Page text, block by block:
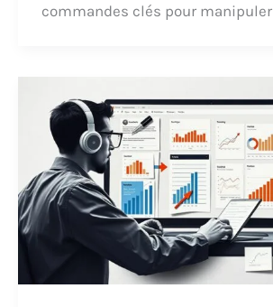
commandes clés pour manipuler